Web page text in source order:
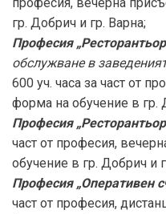
гр. Добрич и гр. Варна;
Професия
обслужване в
600 уч. часа за част от
форма на обучение в гр.
Професия
част от професия,
обучение в гр. Добрич и
Професия „Оперативен
част от професия,